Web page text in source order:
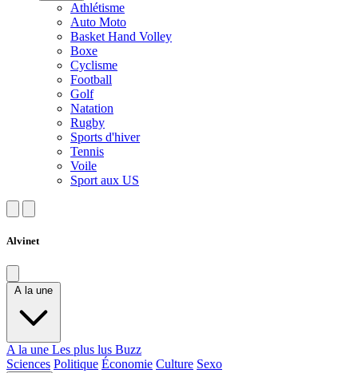
Athlétisme
Auto Moto
Basket Hand Volley
Boxe
Cyclisme
Football
Golf
Natation
Rugby
Sports d'hiver
Tennis
Voile
Sport aux US
Alvinet
A la une
A la une Les plus lus Buzz
Sciences Politique Économie Culture Sexo